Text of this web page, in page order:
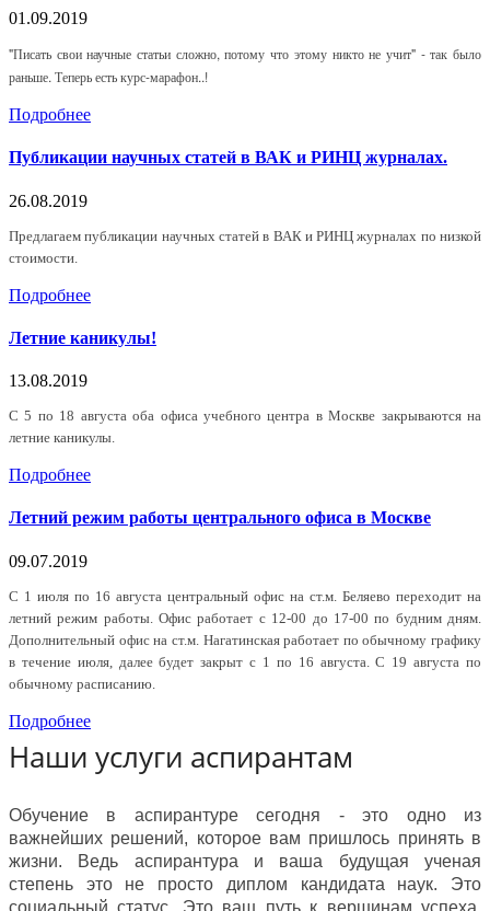
01.09.2019
"Писать свои научные статьи сложно, потому что этому никто не учит" - так было
раньше. Теперь есть курс-марафон..!
Подробнее
Публикации научных статей в ВАК и РИНЦ журналах.
26.08.2019
Предлагаем публикации научных статей в ВАК и РИНЦ журналах по низкой
стоимости.
Подробнее
Летние каникулы!
13.08.2019
С 5 по 18 августа оба офиса учебного центра в Москве закрываются на
летние каникулы.
Подробнее
Летний режим работы центрального офиса в Москве
09.07.2019
С 1 июля по 16 августа центральный офис на ст.м. Беляево переходит на
летний режим работы. Офис работает с 12-00 до 17-00 по будним дням.
Дополнительный офис на ст.м. Нагатинская работает по обычному графику
в течение июля, далее будет закрыт с 1 по 16 августа. С 19 августа по
обычному расписанию.
Подробнее
Наши услуги аспирантам
Обучение в аспирантуре сегодня - это одно из
важнейших решений, которое вам пришлось принять в
жизни. Ведь аспирантура и ваша будущая ученая
степень это не просто диплом кандидата наук. Это
социальный статус. Это ваш путь к вершинам успеха.